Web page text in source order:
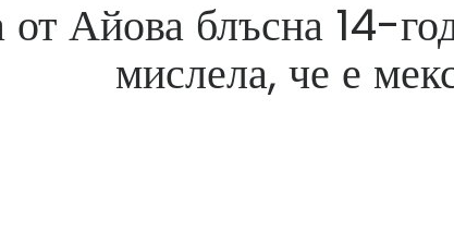
Новините
За
от Айова блъсна 14-
мислела, че е